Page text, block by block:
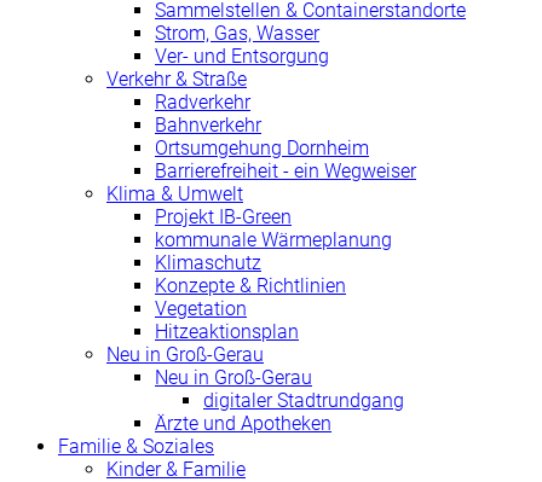
Sammelstellen & Containerstandorte
Strom, Gas, Wasser
Ver- und Entsorgung
Verkehr & Straße
Radverkehr
Bahnverkehr
Ortsumgehung Dornheim
Barrierefreiheit - ein Wegweiser
Klima & Umwelt
Projekt IB-Green
kommunale Wärmeplanung
Klimaschutz
Konzepte & Richtlinien
Vegetation
Hitzeaktionsplan
Neu in Groß-Gerau
Neu in Groß-Gerau
digitaler Stadtrundgang
Ärzte und Apotheken
Familie & Soziales
Kinder & Familie